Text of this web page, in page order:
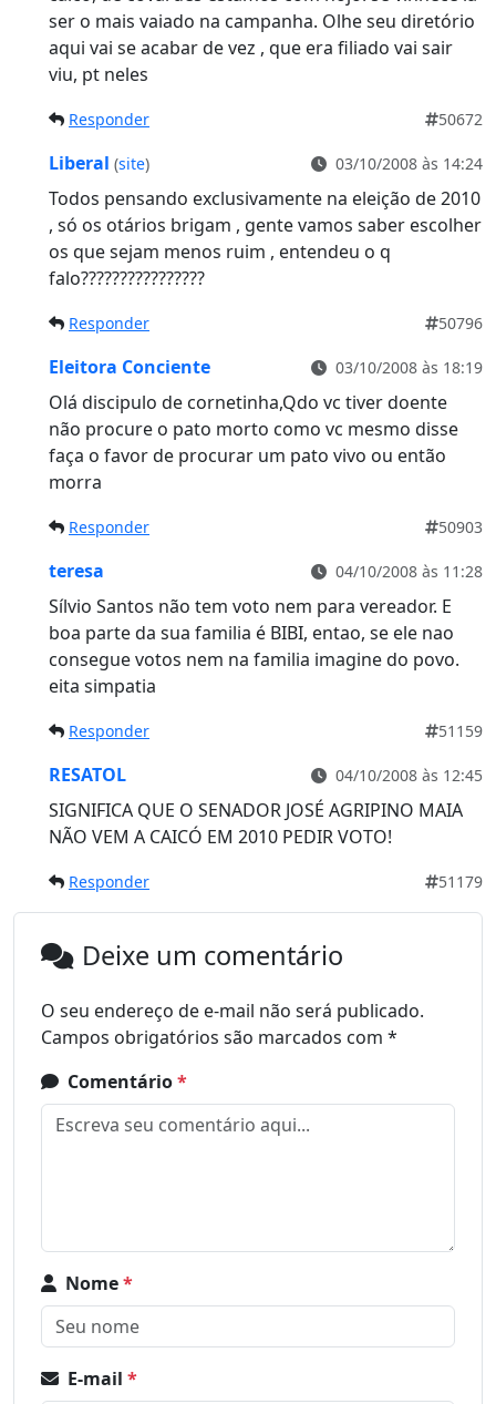
ser o mais vaiado na campanha. Olhe seu diretório
aqui vai se acabar de vez , que era filiado vai sair
viu, pt neles
Responder 50672
Liberal (site) 03/10/2008 às 14:24
Todos pensando exclusivamente na eleição de 2010
, só os otários brigam , gente vamos saber escolher
os que sejam menos ruim , entendeu o q
falo????????????????
Responder 50796
Eleitora Conciente 03/10/2008 às 18:19
Olá discipulo de cornetinha,Qdo vc tiver doente
não procure o pato morto como vc mesmo disse
faça o favor de procurar um pato vivo ou então
morra
Responder 50903
teresa 04/10/2008 às 11:28
Sílvio Santos não tem voto nem para vereador. E
boa parte da sua familia é BIBI, entao, se ele nao
consegue votos nem na familia imagine do povo.
eita simpatia
Responder 51159
RESATOL 04/10/2008 às 12:45
SIGNIFICA QUE O SENADOR JOSÉ AGRIPINO MAIA
NÃO VEM A CAICÓ EM 2010 PEDIR VOTO!
Responder 51179
Deixe um comentário
O seu endereço de e-mail não será publicado.
Campos obrigatórios são marcados com *
Comentário*
Nome*
E-mail *